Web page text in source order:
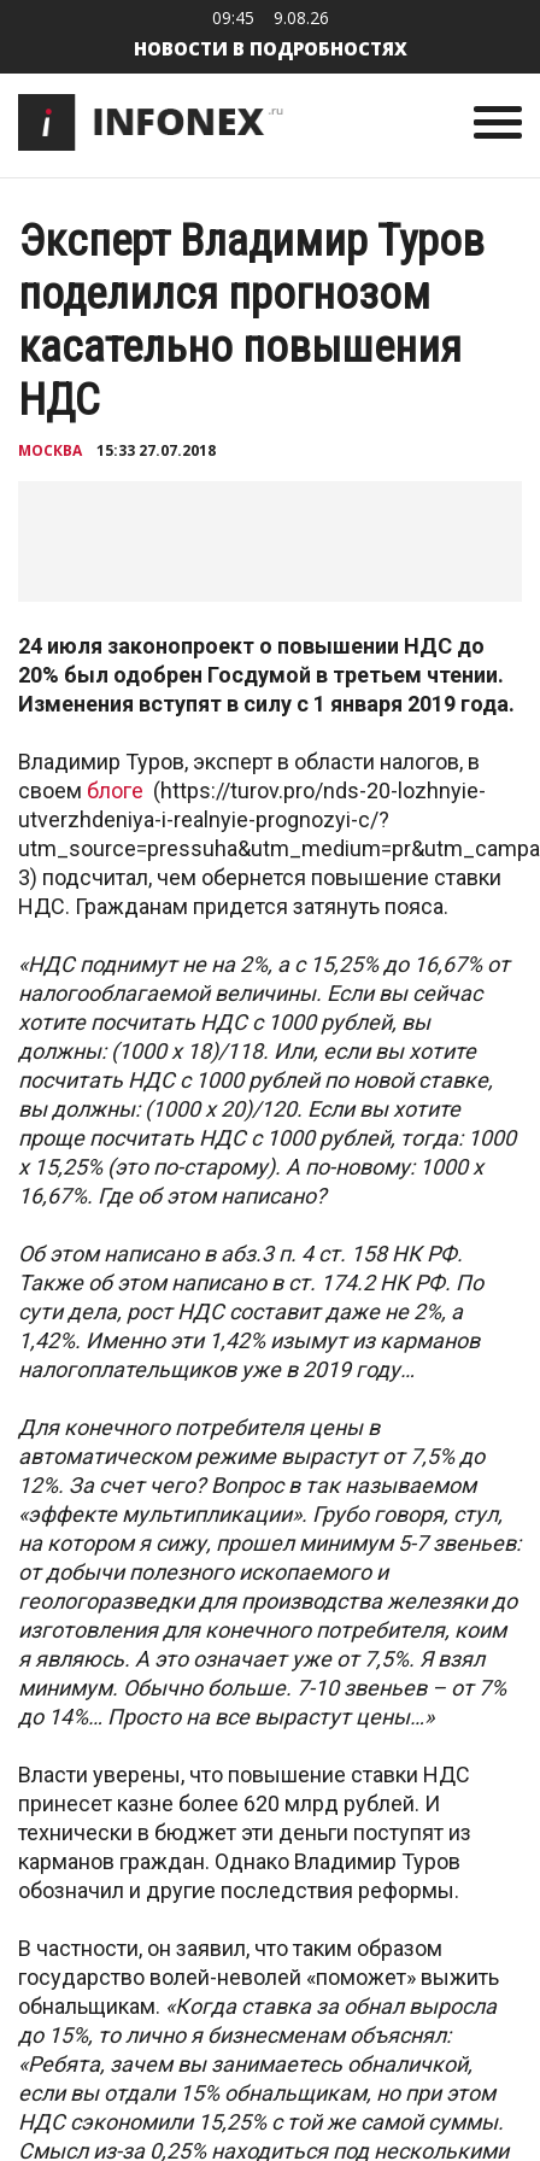
09:45 9.08.26
НОВОСТИ В ПОДРОБНОСТЯХ
Эксперт Владимир Туров
поделился прогнозом
касательно повышения
НДС
МОСКВА 15:33 27.07.2018
24 июля законопроект о повышении НДС до
20% был одобрен Госдумой в третьем чтении.
Изменения вступят в силу с 1 января 2019 года.
Владимир Туров, эксперт в области налогов, в
своем блоге (https://turov.pro/nds-20-lozhnyie-
utverzhdeniya-i-realnyie-prognozyi-c/?
3) подсчитал, чем обернется повышение ставки
НДС. Гражданам придется затянуть пояса.
«НДС поднимут не на 2%, а с 15,25% до 16,67% от
налогооблагаемой величины. Если вы сейчас
хотите посчитать НДС с 1000 рублей, вы
должны: (1000 х 18)/118. Или, если вы хотите
посчитать НДС с 1000 рублей по новой ставке,
вы должны: (1000 х 20)/120. Если вы хотите
проще посчитать НДС с 1000 рублей, тогда: 1000
х 15,25% (это по-старому). А по-новому: 1000 х
16,67%. Где об этом написано?
Об этом написано в абз.3 п. 4 ст. 158 НК РФ.
Также об этом написано в ст. 174.2 НК РФ. По
сути дела, рост НДС составит даже не 2%, а
1,42%. Именно эти 1,42% изымут из карманов
налогоплательщиков уже в 2019 году…
Для конечного потребителя цены в
автоматическом режиме вырастут от 7,5% до
12%. За счет чего? Вопрос в так называемом
«эффекте мультипликации». Грубо говоря, стул,
на котором я сижу, прошел минимум 5-7 звеньев:
от добычи полезного ископаемого и
геологоразведки для производства железяки до
изготовления для конечного потребителя, коим
я являюсь. А это означает уже от 7,5%. Я взял
минимум. Обычно больше. 7-10 звеньев – от 7%
до 14%… Просто на все вырастут цены…»
Власти уверены, что повышение ставки НДС
принесет казне более 620 млрд рублей. И
технически в бюджет эти деньги поступят из
карманов граждан. Однако Владимир Туров
обозначил и другие последствия реформы.
В частности, он заявил, что таким образом
государство волей-неволей «поможет» выжить
обнальщикам. «Когда ставка за обнал выросла
до 15%, то лично я бизнесменам объяснял:
«Ребята, зачем вы занимаетесь обналичкой,
если вы отдали 15% обнальщикам, но при этом
НДС сэкономили 15,25% с той же самой суммы.
Смысл из-за 0,25% находиться под несколькими